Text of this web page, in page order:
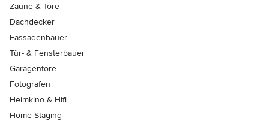
Zäune & Tore
Dachdecker
Fassadenbauer
Tür- & Fensterbauer
Garagentore
Fotografen
Heimkino & Hifi
Home Staging